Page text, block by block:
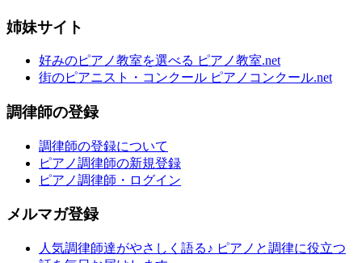
姉妹サイト
好みのピアノ教室を選べる ピアノ教室.net
街のピアニスト・コンクール ピアノコンクール.net
調律師の登録
調律師の登録について
ピアノ調律師の新規登録
ピアノ調律師・ログイン
メルマガ登録
人気調律師達がやさしく語る♪ ピアノと調律に役立つ